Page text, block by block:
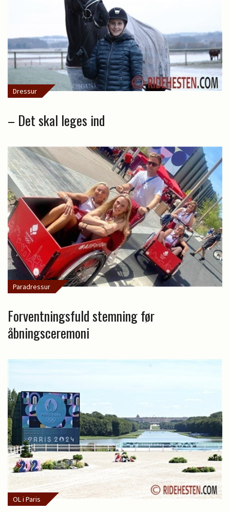
Dressur
– Det skal leges ind
Paradressur
Forventningsfuld stemning før
åbningsceremoni
OL i Paris